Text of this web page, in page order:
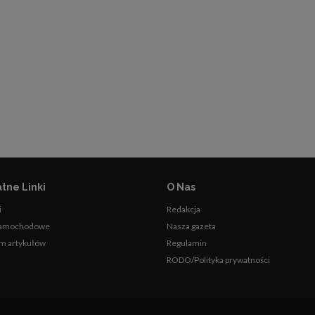
Linki
artykułów
O Nas
Redakcja
Nasza gazeta
Regulamin
RODO/Polityka prywatności